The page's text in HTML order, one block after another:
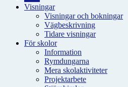
Visningar
Visningar och bokningar
Vägbeskrivning
Tidare visningar
För skolor
Information
Rymdungarna
Mera skolaktiviteter
Projektarbete